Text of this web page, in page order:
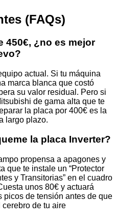
(FAQs)
450€, ¿no es mejor
actual. Si tu máquina
marca blanca que costó
su valor residual. Pero si
de gama alta que te
la placa por 400€ es la
largo plazo.
la placa Inverter?
propensa a apagones y
que te instale un “Protector
y Transitorias” en el cuadro
unos 80€ y actuará
picos de tensión antes de que
de tu aire